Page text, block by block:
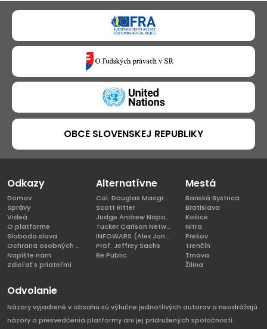
OBCE SLOVENSKEJ REPUBLIKY
Odkazy
Domov
Správy
Videá
O platforme
Sloboda slova
Ochrana osobných údajov
Napíšte nám
Zdieľať s priateľmi
Alternatívne
Col. Douglas Macgregor, Ph.D
Scott Ritter
Judge Andrew Napolitano
Tucker Carlson Network
INFOWARS (Alex Jones)
Prof. Jeffrey Sachs
Re:Public
Mestá
Banská Bystrica
Bratislava
Košice
Nitra
Prešov
Trenčín
Trnava
Žilina
Odvolanie
Názory vyjadrené v obsahu sú výlučne jednotlivých autorov a neodrážajú
názory a presvedčenia platformy ani jej pridružených spoločností.